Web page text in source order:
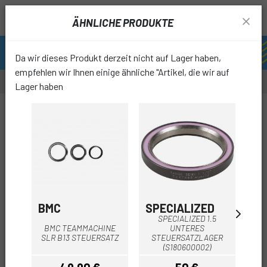
ÄHNLICHE PRODUKTE
Da wir dieses Produkt derzeit nicht auf Lager haben,
empfehlen wir Ihnen einige ähnliche "Artikel, die wir auf
Lager haben
BMC
BMC TEAMMACHINE
SLR B13 STEUERSATZ
SPECIALIZED
SPECIALIZED 1.5
UNTERES
STEUERSATZLAGER
(S180600002)